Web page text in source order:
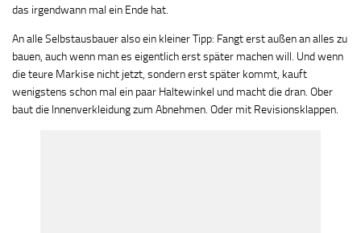
das irgendwann mal ein Ende hat.
An alle Selbstausbauer also ein kleiner Tipp: Fangt erst außen an alles zu
bauen, auch wenn man es eigentlich erst später machen will. Und wenn
die teure Markise nicht jetzt, sondern erst später kommt, kauft
wenigstens schon mal ein paar Haltewinkel und macht die dran. Ober
baut die Innenverkleidung zum Abnehmen. Oder mit Revisionsklappen.